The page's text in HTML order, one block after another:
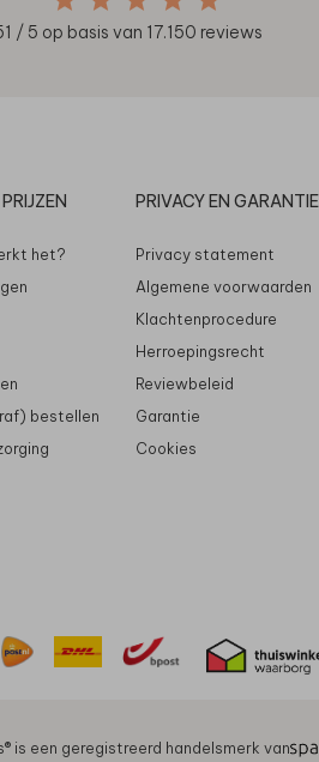
/ 5 op basis van 17.150 reviews
het?
bestellen
PRIVACY EN GARANTIE
Privacy statement
Algemene voorwaarden
Klachtenprocedure
Herroepingsrecht
Reviewbeleid
Garantie
Cookies
is een geregistreerd handelsmerk van